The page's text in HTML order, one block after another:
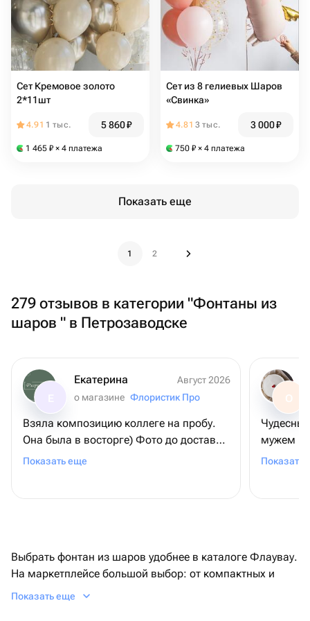
Сет Кремовое золото
2*11шт
4.91 1 тыс. 5 860₽
1 465 ₽ × 4 платежа
Сет из 8 гелиевых Шаров
«Свинка»
4.81 3 тыс. 3 000₽
750 ₽ × 4 платежа
Показать еще
1 2
279 отзывов в категории "Фонтаны из
шаров " в Петрозаводске
Екатерина
Август 2026
о магазине Флористик Про
Взяла композицию коллеге на пробу.
Она была в восторге) Фото до доставки
соответствует реальности. Доставка
Показать еще
О
мужем
здесь
Показать
Выбрать фонтан из шаров удобнее в каталоге Флаувау.
На маркетплейсе большой выбор: от компактных и
классических до больших трендовых фонтанов.
Показать еще